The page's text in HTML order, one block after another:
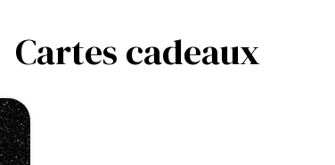
Cartes cadeaux